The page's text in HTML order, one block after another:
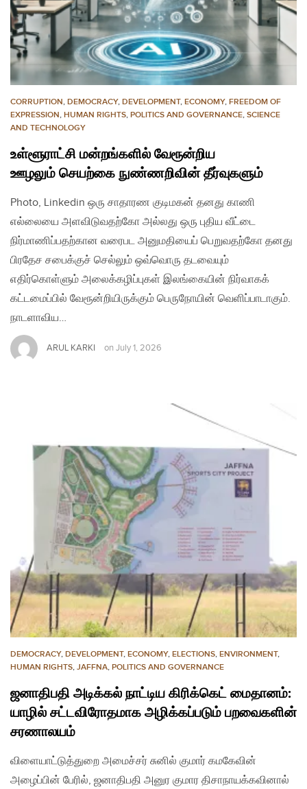
CORRUPTION, DEMOCRACY, DEVELOPMENT, ECONOMY, FREEDOM OF
EXPRESSION, HUMAN RIGHTS, POLITICS AND GOVERNANCE, SCIENCE
AND TECHNOLOGY
உள்ளூராட்சி மன்றங்களில் வேரூன்றிய
ஊழலும் செயற்கை நுண்ணறிவின் தீர்வுகளும்
Photo, Linkedin ஒரு சாதாரண குடிமகன் தனது காணி
எல்லையை அளவிடுவதற்கோ அல்லது ஒரு புதிய வீட்டை
நிர்மாணிப்பதற்கான வரைபட அனுமதியைப் பெறுவதற்கோ தனது
பிரதேச சபைக்குச் செல்லும் ஒவ்வொரு தடவையும்
எதிர்கொள்ளும் அலைக்கழிப்புகள் இலங்கையின் நிர்வாகக்
கட்டமைப்பில் வேரூன்றியிருக்கும் பெருநோயின் வெளிப்பாடாகும்.
நாடளாவிய…
ARUL KARKI on July 1, 2026
DEMOCRACY, DEVELOPMENT, ECONOMY, ELECTIONS, ENVIRONMENT,
HUMAN RIGHTS, JAFFNA, POLITICS AND GOVERNANCE
ஜனாதிபதி அடிக்கல் நாட்டிய கிரிக்கெட் மைதானம்:
யாழில் சட்டவிரோதமாக அழிக்கப்படும் பறவைகளின்
சரணாலயம்
விளையாட்டுத்துறை அமைச்சர் சுனில் குமார் கமகேவின்
அழைப்பின் பேரில், ஜனாதிபதி அனுர குமார திசாநாயக்கவினால்